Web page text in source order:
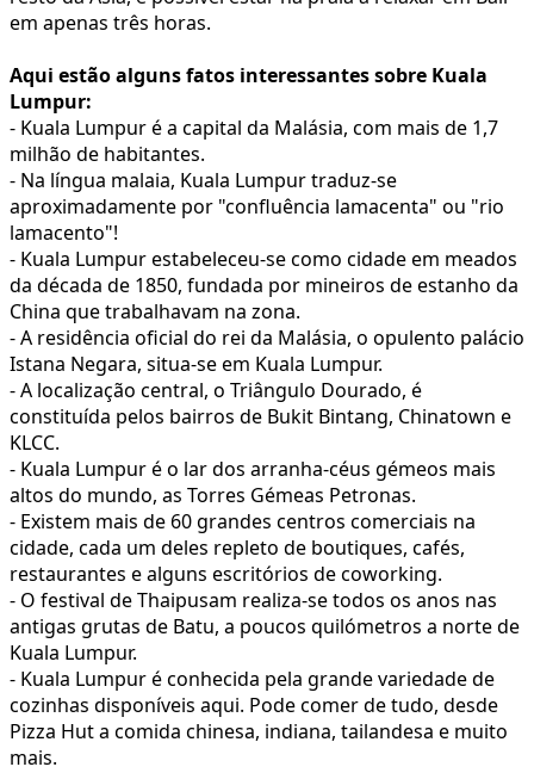
em apenas três horas.
Aqui estão alguns fatos interessantes sobre Kuala
Lumpur:
- Kuala Lumpur é a capital da Malásia, com mais de 1,7
milhão de habitantes.
- Na língua malaia, Kuala Lumpur traduz-se
aproximadamente por "confluência lamacenta" ou "rio
lamacento"!
- Kuala Lumpur estabeleceu-se como cidade em meados
da década de 1850, fundada por mineiros de estanho da
China que trabalhavam na zona.
- A residência oficial do rei da Malásia, o opulento palácio
Istana Negara, situa-se em Kuala Lumpur.
- A localização central, o Triângulo Dourado, é
constituída pelos bairros de Bukit Bintang, Chinatown e
KLCC.
- Kuala Lumpur é o lar dos arranha-céus gémeos mais
altos do mundo, as Torres Gémeas Petronas.
- Existem mais de 60 grandes centros comerciais na
cidade, cada um deles repleto de boutiques, cafés,
restaurantes e alguns escritórios de coworking.
- O festival de Thaipusam realiza-se todos os anos nas
antigas grutas de Batu, a poucos quilómetros a norte de
Kuala Lumpur.
- Kuala Lumpur é conhecida pela grande variedade de
cozinhas disponíveis aqui. Pode comer de tudo, desde
Pizza Hut a comida chinesa, indiana, tailandesa e muito
mais.